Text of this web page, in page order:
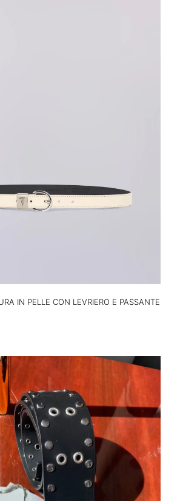
IN PELLE CON LEVRIERO E PASSANTE